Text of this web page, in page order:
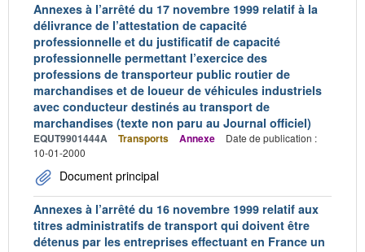
Annexes à l’arrêté du 17 novembre 1999 relatif à la
délivrance de l’attestation de capacité
professionnelle et du justificatif de capacité
professionnelle permettant l’exercice des
professions de transporteur public routier de
marchandises et de loueur de véhicules industriels
avec conducteur destinés au transport de
marchandises (texte non paru au Journal officiel)
EQUT9901444A Transports Annexe
Date de publication :
10-01-2000
Document principal
Annexes à l’arrêté du 16 novembre 1999 relatif aux
titres administratifs de transport qui doivent être
détenus par les entreprises effectuant en France un